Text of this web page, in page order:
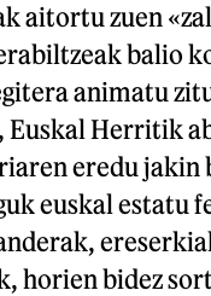
aitortu zuen
balio
animatu
Euskal Herritik
eredu jakin
euskal estatu
horien bidez